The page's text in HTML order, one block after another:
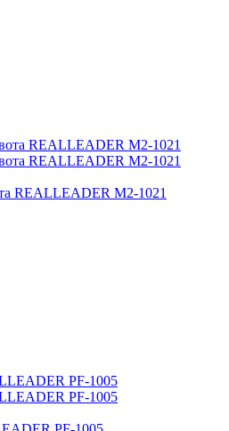
REALLEADER M2-1021